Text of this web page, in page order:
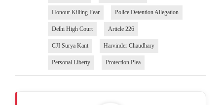
Honour Killing Fear Police Detention Allegation
Delhi High Court Article 226
CJI Surya Kant Harvinder Chaudhary
Personal Liberty Protection Plea